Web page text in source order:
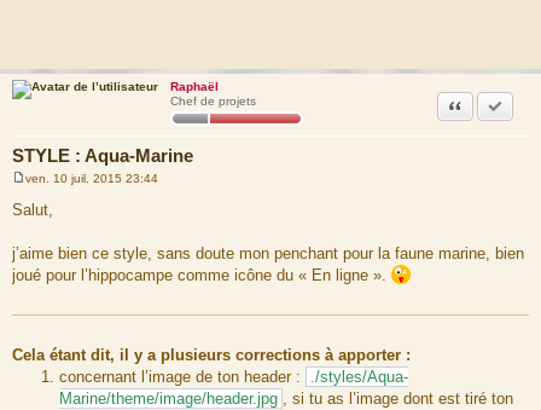
Raphaël
Chef de projets
STYLE : Aqua-Marine
Citation
e
s
a
g
e
ven. 10 juil. 2015 23:44
Salut,
j’aime bien ce style, sans doute mon penchant pour la faune marine, bien
joué pour l’hippocampe comme icône du « En ligne ».
Cela étant dit, il y a plusieurs corrections à apporter :
concernant l’image de ton header :
./styles/Aqua-
Marine/theme/image/header.jpg , si tu as l’image dont est tiré ton